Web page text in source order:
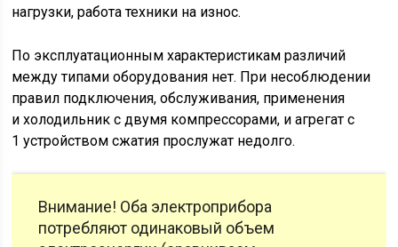
нагрузки, работа техники на износ.
По эксплуатационным характеристикам различий
между типами оборудования нет. При несоблюдении
правил подключения, обслуживания, применения
и холодильник с двумя компрессорами, и агрегат с
1 устройством сжатия прослужат недолго.
Внимание! Оба электроприбора
потребляют одинаковый объем